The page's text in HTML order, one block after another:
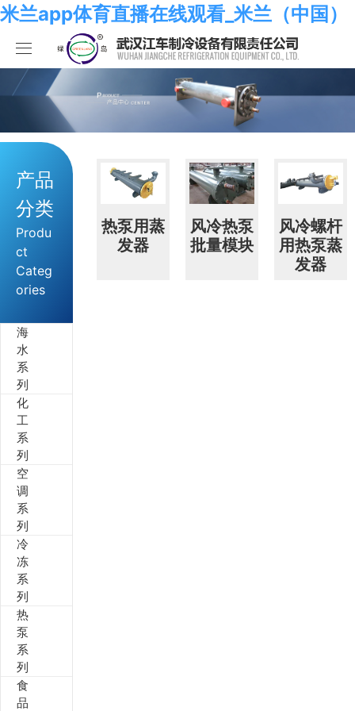
米兰app体育直播在线观看_米兰（中国）
米兰app体育直播在线观看_米兰（中国）
产品中心
空调系列
关于我们
米兰app体育直播在线观看_米兰（中国）
荣誉资质
米兰app体育直播在线观看_米兰（中国）
米兰app体育直播在线观看_米兰（中国）
产品
分类
Produ
ct
Categ
ories
海
水
系
列
化
工
系
列
空
调
系
列
冷
冻
系
列
热
泵
系
列
食
品
热泵用蒸
发器
风冷热泵
批量模块
风冷螺杆
用热泵蒸
发器